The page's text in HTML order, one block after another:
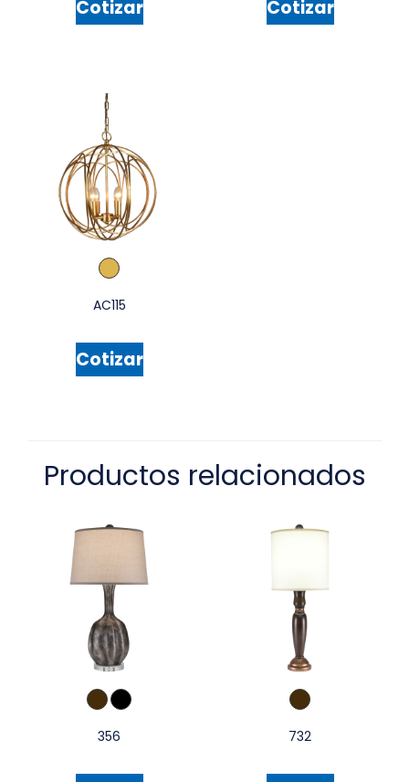
Cotizar Cotizar
AC115
Cotizar
Productos relacionados
356 732